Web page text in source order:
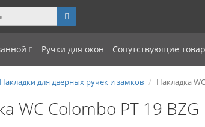
Ручки для окон Сопутствующие
Накладки для дверных ручек и замков Накладка
WC Colombo PT 19 BZG